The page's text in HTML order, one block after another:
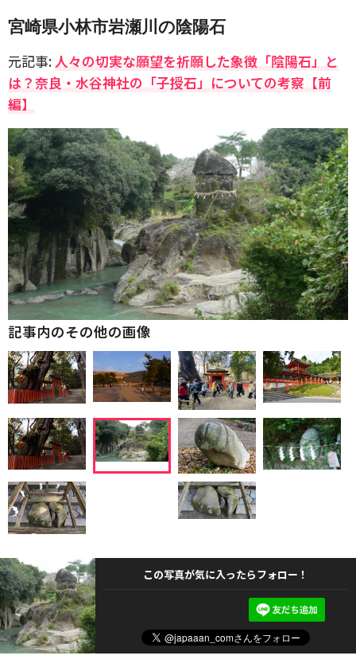
宮崎県小林市岩瀬川の陰陽石
元記事:人々の切実な願望を祈願した象徴「陰陽石」と
は？奈良・水谷神社の「子授石」についての考察【前
編】
記事内のその他の画像
この写真が気に入ったらフォロー！